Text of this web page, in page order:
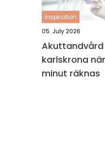
inspiration
05. July 2026
Akuttandvård
karlskrona när varje
minut räknas